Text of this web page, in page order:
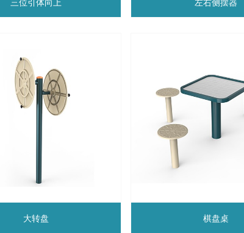
大转盘 棋盘桌